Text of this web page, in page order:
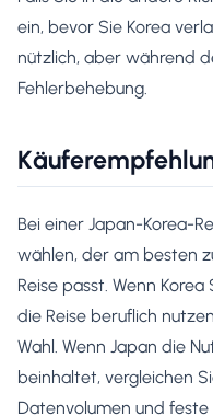
ein, bevor Sie Korea
nützlich, aber während
Fehlerbehebung.
Bei einer Japan-Korea-
wählen, der am besten
Reise passt. Wenn
die Reise beruflich
Wahl. Wenn Japan die
beinhaltet, vergleichen
Datenvolumen und